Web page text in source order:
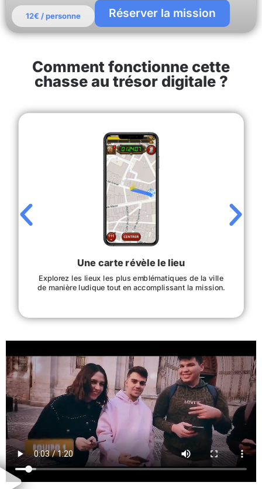
12€ / personne Réserver la mission
Comment fonctionne cette
chasse au trésor digitale ?
Une carte révèle le lieu
Explorez les lieux les plus emblématiques de la ville
de manière ludique tout en accomplissant la mission.